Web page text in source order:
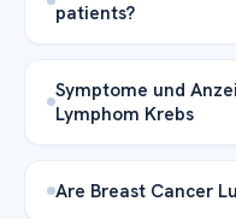
patients?
Symptome und
Lymphom Krebs
Are Breast Cancer